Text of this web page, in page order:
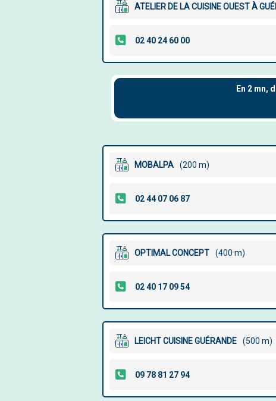
ATELIER DE LA CUISINE OUEST À
MOBALPA (200 m)
OPTIMAL CONCEPT (400 m)
LEICHT CUISINE GUÉRANDE (500 m)